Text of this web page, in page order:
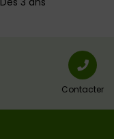
Contacter